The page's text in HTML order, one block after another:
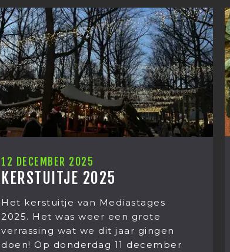
12 DECEMBER 2025
KERSTUITJE 2025
Het kerstuitje van Mediastages
2025. Het was weer een grote
verrassing wat we dit jaar gingen
doen! Op donderdag 11 december